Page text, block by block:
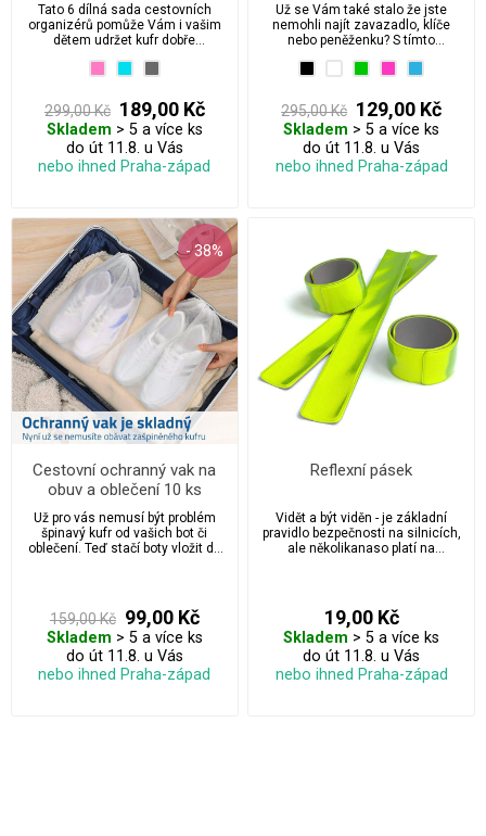
Tato 6 dílná sada cestovních
organizérů pomůže Vám i vašim
dětem udržet kufr dobře
během cestování.
299,00 Kč 189,00 Kč
Skladem > 5 a více ks
do út 11.8. u Vás
nebo ihned Praha-západ
Už se Vám také stalo že jste
nemohli najít zavazadlo, klíče
nebo peněženku? S tímto
bude hračka!
295,00 Kč 129,00 Kč
Skladem > 5 a více ks
do út 11.8. u Vás
nebo ihned Praha-západ
- 38%
Cestovní ochranný vak na
obuv a oblečení 10 ks
Už pro vás nemusí být problém
špinavý kufr od vašich bot či
oblečení. Teď stačí boty vložit do
159,00 Kč 99,00 Kč
Skladem > 5 a více ks
do út 11.8. u Vás
nebo ihned Praha-západ
Reflexní pásek
Vidět a být viděn - je základní
pravidlo bezpečnosti na silnicích,
ale několikanaso platí na
ruku, nohu, rám kola, kočárek,
kabelku jednoduše ovinete na
požadovanou část.
19,00 Kč
Skladem > 5 a více ks
do út 11.8. u Vás
nebo ihned Praha-západ